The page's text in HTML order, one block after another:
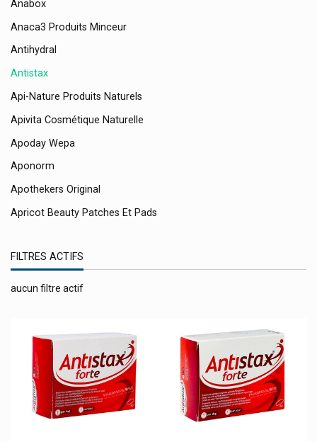
Anabox
Anaca3 Produits Minceur
Antihydral
Antistax
Api-Nature Produits Naturels
Apivita Cosmétique Naturelle
Apoday Wepa
Aponorm
Apothekers Original
Apricot Beauty Patches Et Pads
Aragan
Arbasy Pharma
Arkopharma Arkogélules / Arkoroyal
Ascensia
Asid-Bonz
Assanis
FILTRES ACTIFS
aucun filtre actif